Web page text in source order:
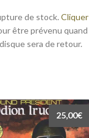
de stock.Cliquer
être prévenu quand
sera de retour.
25,00€